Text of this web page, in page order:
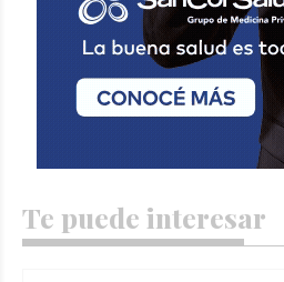
Te puede interesar